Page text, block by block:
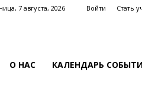
7 августа, 2026 Войти Стать
О НАС КАЛЕНДАРЬ